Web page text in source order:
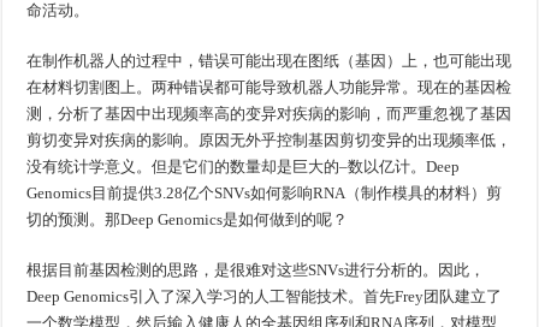
命活动。
在制作机器人的过程中，错误可能出现在图纸（基因）上，也可能出现
在材料切割图上。两种错误都可能导致机器人功能异常。现在的基因检
测，分析了基因中出现频率高的变异对疾病的影响，而严重忽视了基因
剪切变异对疾病的影响。原因无外乎控制基因剪切变异的出现频率低，
没有统计学意义。但是它们的数量却是巨大的–数以亿计。Deep
Genomics目前提供3.28亿个SNVs如何影响RNA（制作模具的材料）剪
切的预测。那Deep Genomics是如何做到的呢？
根据目前基因检测的思路，是很难对这些SNVs进行分析的。因此，
Deep Genomics引入了深入学习的人工智能技术。首先Frey团队建立了
一个数学模型，然后输入健康人的全基因组序列和RNA序列，对模型